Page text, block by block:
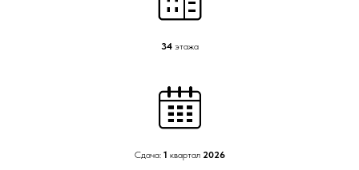
34этажа
Сдача: 1 квартал2026